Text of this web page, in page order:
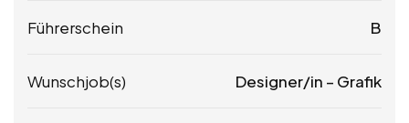
Führerschein B
Wunschjob(s) Designer/in – Grafik